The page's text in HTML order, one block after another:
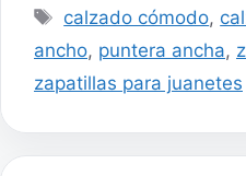
Etiquetas
calzado cómodo,
ancho, puntera ancha,
zapatillas para juanetes